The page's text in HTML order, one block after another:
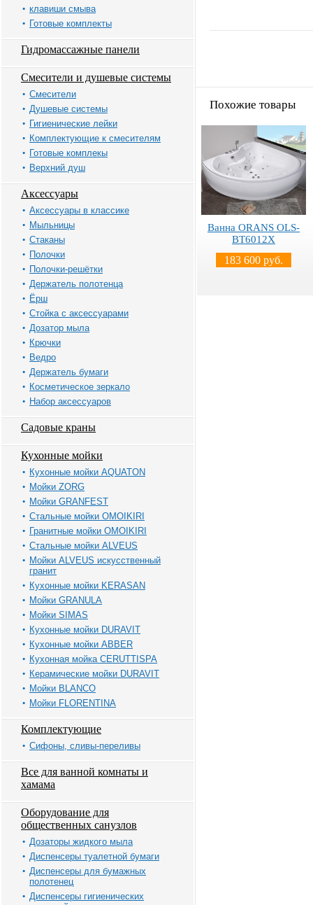
клавиши смыва
Готовые комплекты
Гидромассажные панели
Смесители и душевые системы
Смесители
Душевые системы
Гигиенические лейки
Комплектующие к смесителям
Готовые комплекы
Верхний душ
Аксессуары
Аксессуары в классике
Мыльницы
Стаканы
Полочки
Полочки-решётки
Держатель полотенца
Ёрш
Стойка с аксессуарами
Дозатор мыла
Крючки
Ведро
Держатель бумаги
Косметическое зеркало
Набор аксессуаров
Садовые краны
Кухонные мойки
Кухонные мойки AQUATON
Мойки ZORG
Мойки GRANFEST
Стальные мойки OMOIKIRI
Гранитные мойки OMOIKIRI
Стальные мойки ALVEUS
Мойки ALVEUS искусственный
гранит
Кухонные мойки KERASAN
Мойки GRANULA
Мойки SIMAS
Кухонные мойки DURAVIT
Кухонные мойки ABBER
Кухонная мойка CERUTTISPA
Керамические мойки DURAVIT
Мойки BLANCO
Мойки FLORENTINA
Комплектующие
Сифоны, сливы-переливы
Все для ванной комнаты и
хамама
Оборудование для
общественных санузлов
Дозаторы жидкого мыла
Диспенсеры туалетной бумаги
Диспенсеры для бумажных
полотенец
Диспенсеры гигиенических
Похожие товары
Ванна ORANS OLS-
BT6012X
183 600 руб.